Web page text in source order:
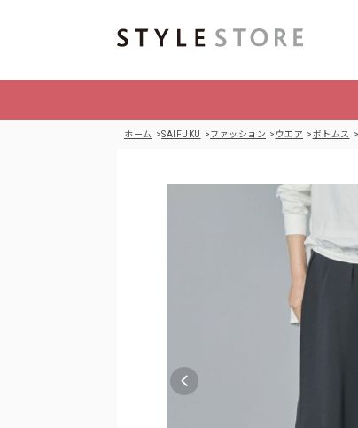
ホーム SAIFUKU ファッション ウエア ボトムス